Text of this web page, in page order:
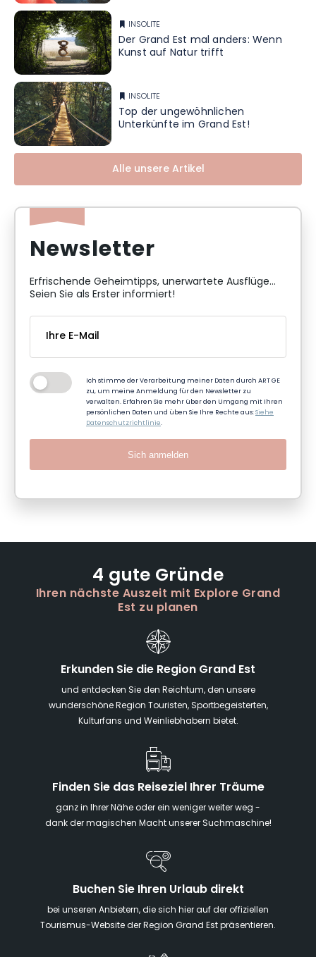
INSOLITE
Der Grand Est mal anders: Wenn
Kunst auf Natur trifft
INSOLITE
Top der ungewöhnlichen
Unterkünfte im Grand Est!
Alle unsere Artikel
Newsletter
Erfrischende Geheimtipps, unerwartete Ausflüge...
Seien Sie als Erster informiert!
Ich stimme der Verarbeitung meiner Daten durch ART GE
zu, um meine Anmeldung für den Newsletter zu
verwalten. Erfahren Sie mehr über den Umgang mit Ihren
persönlichen Daten und üben Sie Ihre Rechte aus:Siehe
Datenschutzrichtlinie.
Sich anmelden
4 gute Gründe
Ihren nächste Auszeit mit Explore Grand
Est zu planen
Erkunden Sie die Region Grand Est
und entdecken Sie den Reichtum, den unsere
wunderschöne Region Touristen, Sportbegeisterten,
Kulturfans und Weinliebhabern bietet.
Finden Sie das Reiseziel Ihrer Träume
ganz in Ihrer Nähe oder ein weniger weiter weg -
dank der magischen Macht unserer Suchmaschine!
Buchen Sie Ihren Urlaub direkt
bei unseren Anbietern, die sich hier auf der offiziellen
Tourismus-Website der Region Grand Est präsentieren.